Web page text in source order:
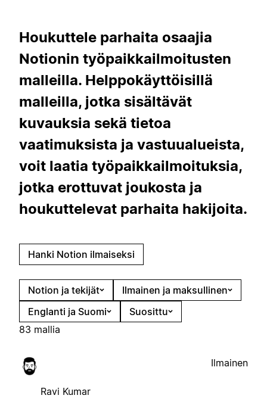
Houkuttele parhaita osaajia
Notionin työpaikkailmoitusten
malleilla. Helppokäyttöisillä
malleilla, jotka sisältävät
kuvauksia sekä tietoa
vaatimuksista ja vastuualueista,
voit laatia työpaikkailmoituksia,
jotka erottuvat joukosta ja
houkuttelevat parhaita hakijoita.
Hanki Notion ilmaiseksi
Notion ja tekijät
Ilmainen ja maksullinen
Englanti ja Suomi
Suosittu
83 mallia
Ravi Kumar
Ilmainen